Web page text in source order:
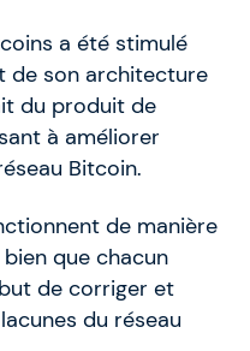
a été stimulé
de son architecture
du produit de
à améliorer
Bitcoin.
de manière
que chacun
de corriger et
du réseau